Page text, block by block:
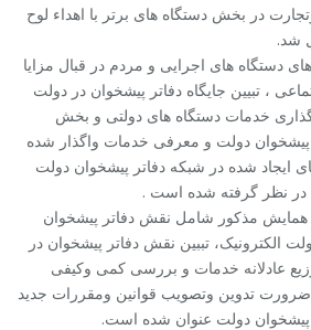
در بخش دستگاه های برتر با اهداء لوح
شد.
دستگاه های اجرایی و مردم در قبال مزایا
، تبیین جایگاه دفاتر پیشخوان در دولت
خدمات دستگاه های دولتی و بخش
پیشخوان دولت و معرفی خدمات واگذار شده
ایجاد شده در شبکه دفاتر پیشخوان دولت
نظر گرفته شده است .
مذکور شامل نقش دفاتر پیشخوان
الکترونیک، تببین نقش دفاتر پیشخوان در
عادلانه خدمات و بررسی کمی وکیفی
تدوین وتصویب قوانین ومقررات جدید
پیشخوان دولت عنوان شده است.